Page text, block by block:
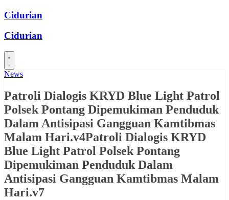
Skip
content
Cidurian
Cidurian
News
Patroli Dialogis KRYD Blue Light Patrol
Polsek Pontang Dipemukiman Penduduk
Dalam Antisipasi Gangguan Kamtibmas
Malam Hari.v4Patroli Dialogis KRYD
Blue Light Patrol Polsek Pontang
Dipemukiman Penduduk Dalam
Antisipasi Gangguan Kamtibmas Malam
Hari.v7